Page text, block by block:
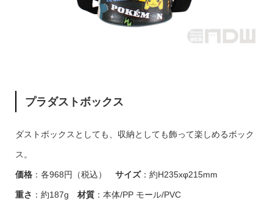
プラダストボックス
ダストボックスとしても、収納としても飾って楽しめるボック
ス。
価格：各968円（税込） サイズ：約H235xφ215mm
重さ ：約187g 材質：本体/PP モール/PVC